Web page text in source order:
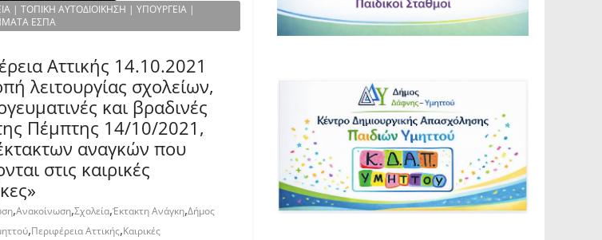
| ΤΟΠΙΚΗ ΑΥΤΟΔΙΟΙΚΗΣΗ | ΥΠΟΥΡΓΕΙΑ |
ΕΣΠΑ
Αττικής 14.10.2021
λειτουργίας σχολείων,
και βραδινές
Πέμπτης 14/10/2021,
αναγκών που
στις καιρικές
,Ανακοίνωση,Σχολεία,Έκτακτη Ανάγκη,Δήμος
,Περιφέρεια Αττικής,Καιρικές